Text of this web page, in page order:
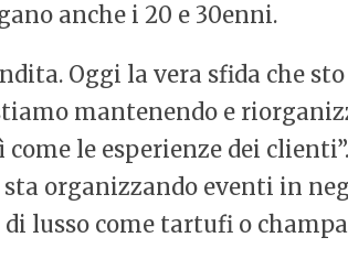
anche i 20 e 30enni.
Oggi la vera sfida che
mantenendo e
come le esperienze dei
organizzando eventi in
lusso come tartufi o